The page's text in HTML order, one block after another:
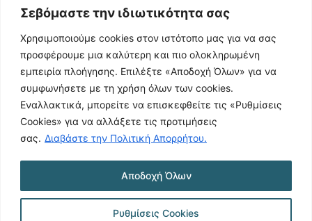
Σεβόμαστε την ιδιωτικότητα σας
Χρησιμοποιούμε cookies στον ιστότοπο μας για να σας
προσφέρουμε μια καλύτερη και πιο ολοκληρωμένη
εμπειρία πλοήγησης. Επιλέξτε «Αποδοχή Όλων» για να
συμφωνήσετε με τη χρήση όλων των cookies.
Εναλλακτικά, μπορείτε να επισκεφθείτε τις «Ρυθμίσεις
Cookies» για να αλλάξετε τις προτιμήσεις
σας. Διαβάστε την Πολιτική Απορρήτου.
Ρυθμίσεις Cookies
Αποδοχή Όλων
ΑΚΟΛΟΥΘΗΣΕ ΜΑΣ
Όροι Χρήσης
Κατασκευή Ιστοσελίδας | Κοκοτίνης Δημήτριος